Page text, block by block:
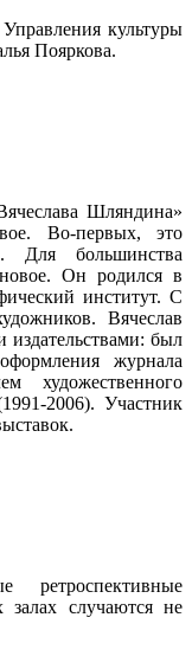
культуры
Пояркова.
Шляндина»
Во-первых, это
Для большинства
Он родился в
институт. С
Вячеслав
был
журнала
художественного
2006). Участник
ретроспективные
случаются не